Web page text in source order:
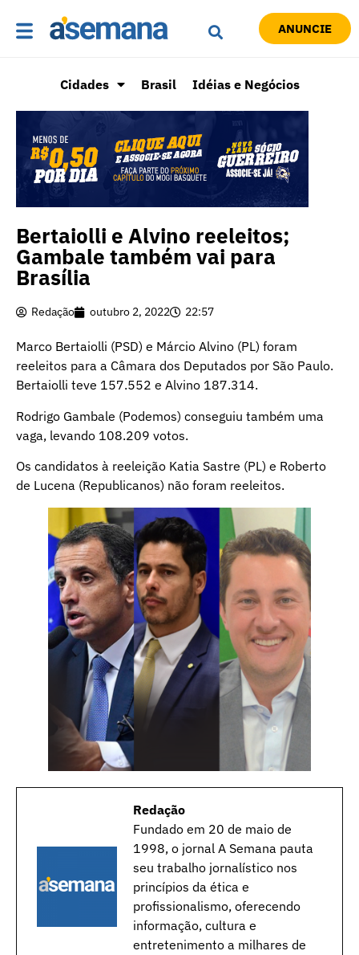
ANUNCIE
Cidades Brasil Idéias e Negócios
Bertaiolli e Alvino reeleitos;
Gambale também vai para
Brasília
Redação outubro 2, 2022 22:57
Marco Bertaiolli (PSD) e Márcio Alvino (PL) foram
reeleitos para a Câmara dos Deputados por São Paulo.
Bertaiolli teve 157.552 e Alvino 187.314.
Rodrigo Gambale (Podemos) conseguiu também uma
vaga, levando 108.209 votos.
Os candidatos à reeleição Katia Sastre (PL) e Roberto
de Lucena (Republicanos) não foram reeleitos.
Redação
Fundado em 20 de maio de
1998, o jornal A Semana pauta
seu trabalho jornalístico nos
princípios da ética e
profissionalismo, oferecendo
informação, cultura e
entretenimento a milhares de